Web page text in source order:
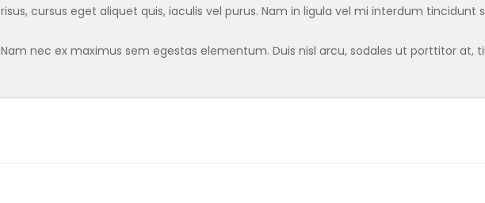
risus, cursus eget aliquet quis, iaculis vel purus. Nam in ligula vel mi interdum tincidunt
Nam nec ex maximus sem egestas elementum. Duis nisl arcu, sodales ut porttitor at,